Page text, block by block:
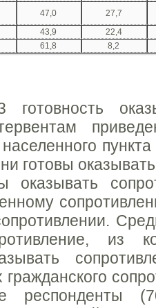
47,0
27,7
43,9
22,4
61,8 8,2
готовы
оказывать
из
гражданского
респонденты